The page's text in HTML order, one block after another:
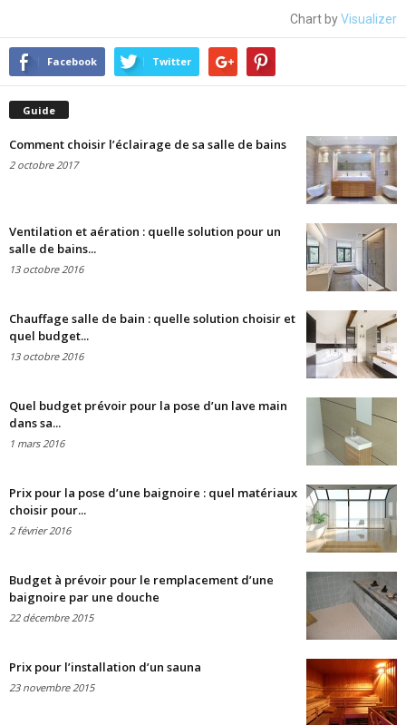
Chart byVisualizer
Facebook Twitter
Guide
Comment choisir l’éclairage de sa salle de bains
2 octobre 2017
Ventilation et aération : quelle solution pour un
salle de bains...
13 octobre 2016
Chauffage salle de bain : quelle solution choisir et
quel budget...
13 octobre 2016
Quel budget prévoir pour la pose d’un lave main
dans sa...
1 mars 2016
Prix pour la pose d’une baignoire : quel matériaux
choisir pour...
2 février 2016
Budget à prévoir pour le remplacement d’une
baignoire par une douche
22 décembre 2015
Prix pour l’installation d’un sauna
23 novembre 2015